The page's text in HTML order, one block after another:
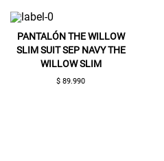
PANTALÓN THE WILLOW
SLIM SUIT SEP NAVY THE
WILLOW SLIM
$ 89.990